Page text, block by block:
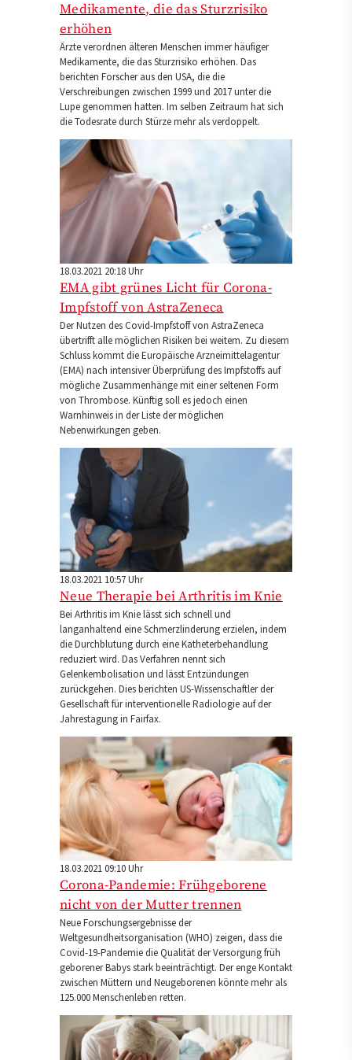
Medikamente, die das Sturzrisiko
erhöhen
Ärzte verordnen älteren Menschen immer häufiger
Medikamente, die das Sturzrisiko erhöhen. Das
berichten Forscher aus den USA, die die
Verschreibungen zwischen 1999 und 2017 unter die
Lupe genommen hatten. Im selben Zeitraum hat sich
die Todesrate durch Stürze mehr als verdoppelt.
18.03.2021 20:18 Uhr
EMA gibt grünes Licht für Corona-
Impfstoff von AstraZeneca
Der Nutzen des Covid-Impfstoff von AstraZeneca
übertrifft alle möglichen Risiken bei weitem. Zu diesem
Schluss kommt die Europäische Arzneimittelagentur
(EMA) nach intensiver Überprüfung des Impfstoffs auf
mögliche Zusammenhänge mit einer seltenen Form
von Thrombose. Künftig soll es jedoch einen
Warnhinweis in der Liste der möglichen
Nebenwirkungen geben.
18.03.2021 10:57 Uhr
Neue Therapie bei Arthritis im Knie
Bei Arthritis im Knie lässt sich schnell und
langanhaltend eine Schmerzlinderung erzielen, indem
die Durchblutung durch eine Katheterbehandlung
reduziert wird. Das Verfahren nennt sich
Gelenkembolisation und lässt Entzündungen
zurückgehen. Dies berichten US-Wissenschaftler der
Gesellschaft für interventionelle Radiologie auf der
Jahrestagung in Fairfax.
18.03.2021 09:10 Uhr
Corona-Pandemie: Frühgeborene
nicht von der Mutter trennen
Neue Forschungsergebnisse der
Weltgesundheitsorganisation (WHO) zeigen, dass die
Covid-19-Pandemie die Qualität der Versorgung früh
geborener Babys stark beeinträchtigt. Der enge Kontakt
zwischen Müttern und Neugeborenen könnte mehr als
125.000 Menschenleben retten.